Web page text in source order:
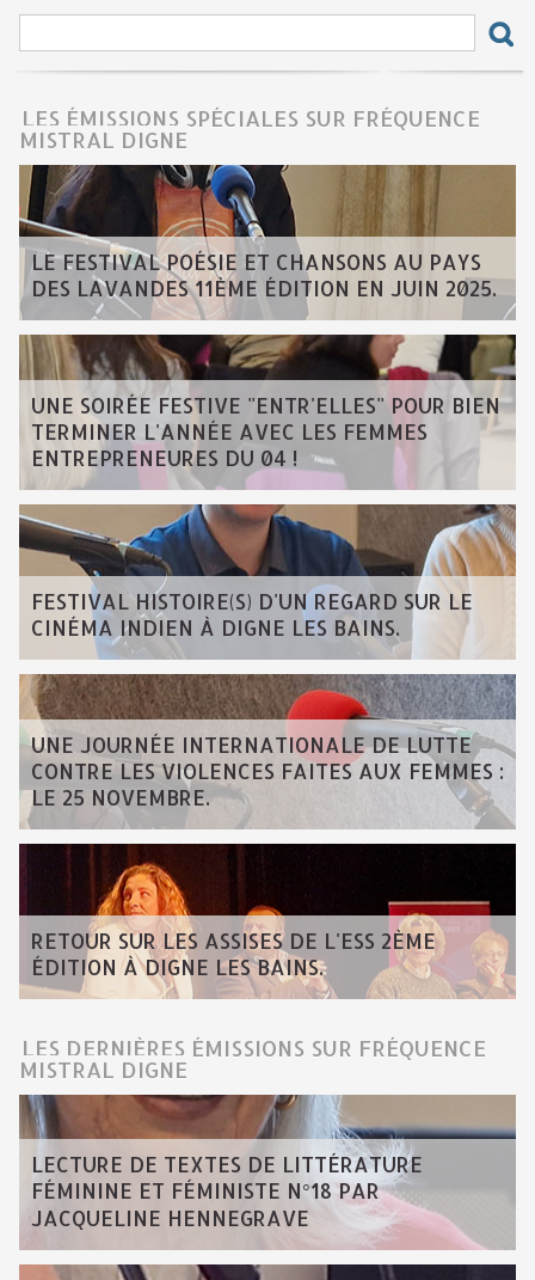
LES ÉMISSIONS SPÉCIALES SUR FRÉQUENCE
MISTRAL DIGNE
LE FESTIVAL POÉSIE ET CHANSONS AU PAYS
DES LAVANDES 11ÈME ÉDITION EN JUIN 2025.
UNE SOIRÉE FESTIVE "ENTR'ELLES" POUR BIEN
TERMINER L'ANNÉE AVEC LES FEMMES
ENTREPRENEURES DU 04 !
FESTIVAL HISTOIRE(S) D'UN REGARD SUR LE
CINÉMA INDIEN À DIGNE LES BAINS.
UNE JOURNÉE INTERNATIONALE DE LUTTE
CONTRE LES VIOLENCES FAITES AUX FEMMES :
LE 25 NOVEMBRE.
RETOUR SUR LES ASSISES DE L'ESS 2ÈME
ÉDITION À DIGNE LES BAINS.
LES DERNIÈRES ÉMISSIONS SUR FRÉQUENCE
MISTRAL DIGNE
LECTURE DE TEXTES DE LITTÉRATURE
FÉMININE ET FÉMINISTE N°18 PAR
JACQUELINE HENNEGRAVE